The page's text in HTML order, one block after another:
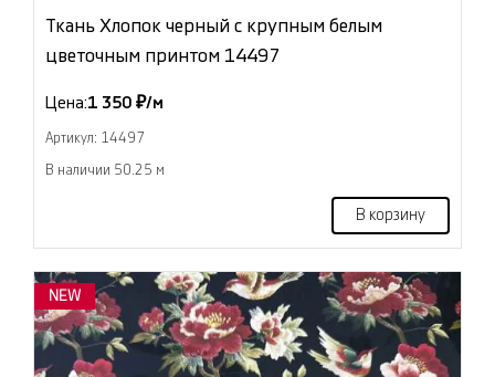
Ткань Хлопок черный с крупным белым
цветочным принтом 14497
Цена:1 350 ₽/м
Артикул: 14497
В наличии 50.25 м
В корзину
NEW